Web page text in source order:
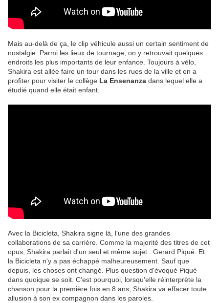
Mais au-delà de ça, le clip véhicule aussi un certain sentiment de
nostalgie. Parmi les lieux de tournage, on y retrouvait quelques
endroits les plus importants de leur enfance. Toujours à vélo,
Shakira est allée faire un tour dans les rues de la ville et en a
profiter pour visiter le collège La Ensenanza dans lequel elle a
étudié quand elle était enfant.
Avec la Bicicleta, Shakira signe là, l'une des grandes
collaborations de sa carrière. Comme la majorité des titres de cet
opus, Shakira parlait d'un seul et même sujet : Gerard Piqué. Et
la Bicicleta n'y a pas échappé malheureusement. Sauf que
depuis, les choses ont changé. Plus question d'évoqué Piqué
dans quoique se soit. C'est pourquoi, lorsqu'elle réinterprète la
chanson pour la première fois en 8 ans, Shakira va effacer toute
allusion à son ex compagnon dans les paroles.